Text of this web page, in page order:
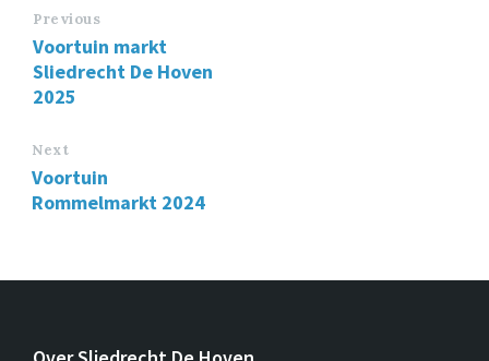
Previous
Voortuin markt
Sliedrecht De Hoven
2025
Next
Voortuin
Rommelmarkt 2024